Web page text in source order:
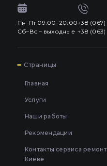
Пн–Пт 09:00–20:00
Сб–Вс – выходные
+38
+38
Страницы
Главная
Услуги
Наши работы
Рекомендации
Контакты сервиса
Киеве